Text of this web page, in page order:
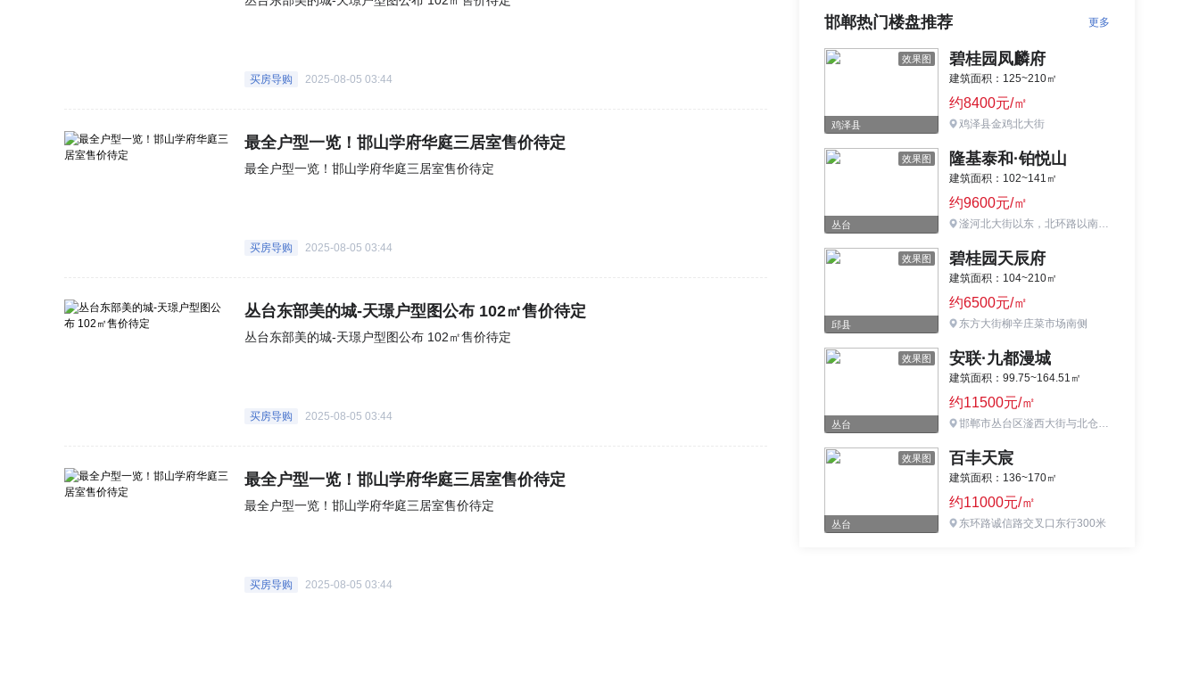
买房导购 2025-08-05 03:44
最全户型一览！邯山学府华庭三居室售价待定
最全户型一览！邯山学府华庭三居室售价待定
买房导购 2025-08-05 03:44
丛台东部美的城-天璟户型图公布 102㎡售价待定
丛台东部美的城-天璟户型图公布 102㎡售价待定
买房导购 2025-08-05 03:44
最全户型一览！邯山学府华庭三居室售价待定
最全户型一览！邯山学府华庭三居室售价待定
买房导购 2025-08-05 03:44
邯郸热门楼盘推荐 更多
效果图
鸡泽县
碧桂园凤麟府
建筑面积：125~210㎡
约8400元/㎡
鸡泽县金鸡北大街
效果图
丛台
隆基泰和·铂悦山
建筑面积：102~141㎡
约9600元/㎡
滏河北大街以东，北环路以南、滏东大街以西
效果图
邱县
碧桂园天辰府
建筑面积：104~210㎡
约6500元/㎡
东方大街柳辛庄菜市场南侧
效果图
丛台
安联·九都漫城
建筑面积：99.75~164.51㎡
约11500元/㎡
邯郸市丛台区滏西大街与北仓路北行200米路西
效果图
丛台
百丰天宸
建筑面积：136~170㎡
约11000元/㎡
东环路诚信路交叉口东行300米